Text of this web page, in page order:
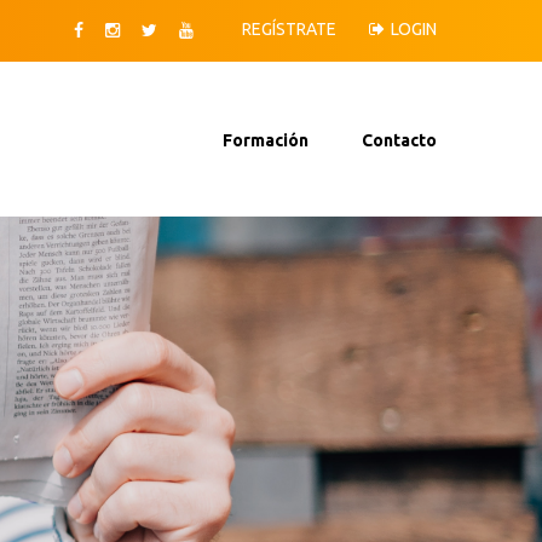
REGÍSTRATE LOGIN
Formación Contacto